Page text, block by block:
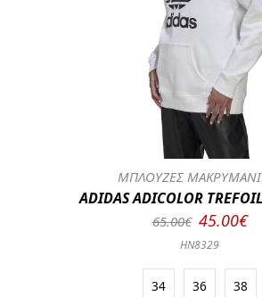
ΜΠΛΟΥΖΕΣ
ADIDAS ADICOLOR
65.00€ 45.00€
HN8329
34 36 38